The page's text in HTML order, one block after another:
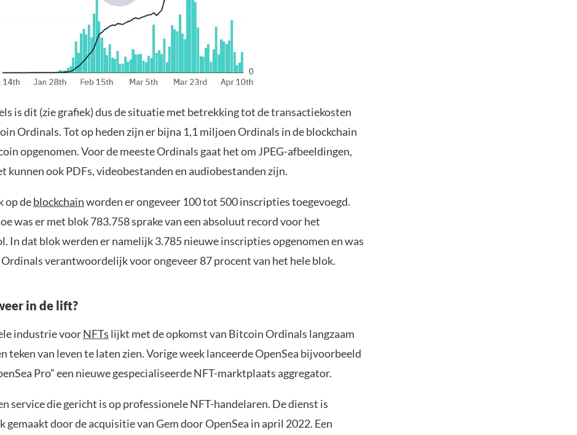
is dit (zie grafiek) dus de situatie met betrekking tot de transactiekosten
Ordinals. Tot op heden zijn er bijna 1,1 miljoen Ordinals in de blockchain
opgenomen. Voor de meeste Ordinals gaat het om JPEG-afbeeldingen,
kunnen ook PDFs, videobestanden en audiobestanden zijn.
op deblockchainworden er ongeveer 100 tot 500 inscripties toegevoegd.
was er met blok 783.758 sprake van een absoluut record voor het
In dat blok werden er namelijk 3.785 nieuwe inscripties opgenomen en was
Ordinals verantwoordelijk voor ongeveer 87 procent van het hele blok.
in de lift?
industrie voorNFTs lijkt met de opkomst van Bitcoin Ordinals langzaam
teken van leven te laten zien. Vorige week lanceerde OpenSea bijvoorbeeld
Pro” een nieuwe gespecialiseerde NFT-marktplaats aggregator.
service die gericht is op professionele NFT-handelaren. De dienst is
gemaakt door de acquisitie van Gem door OpenSea in april 2022. Een